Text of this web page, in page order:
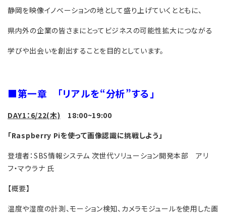
静岡を映像イノベーションの地として盛り上げていくとともに、
県内外の企業の皆さまにとってビジネスの可能性拡大につながる
学びや出会いを創出することを目的としています。
■第一章 「リアルを“分析”する」
DAY1 ：6/22(木) 18:00~19:00
「Raspberry Piを使って画像認識に挑戦しよう」
登壇者：SBS情報システム 次世代ソリューション開発本部 アリ
フ・マウラナ 氏
【概要】
温度や湿度の計測、モーション検知、カメラモジュールを使用した画